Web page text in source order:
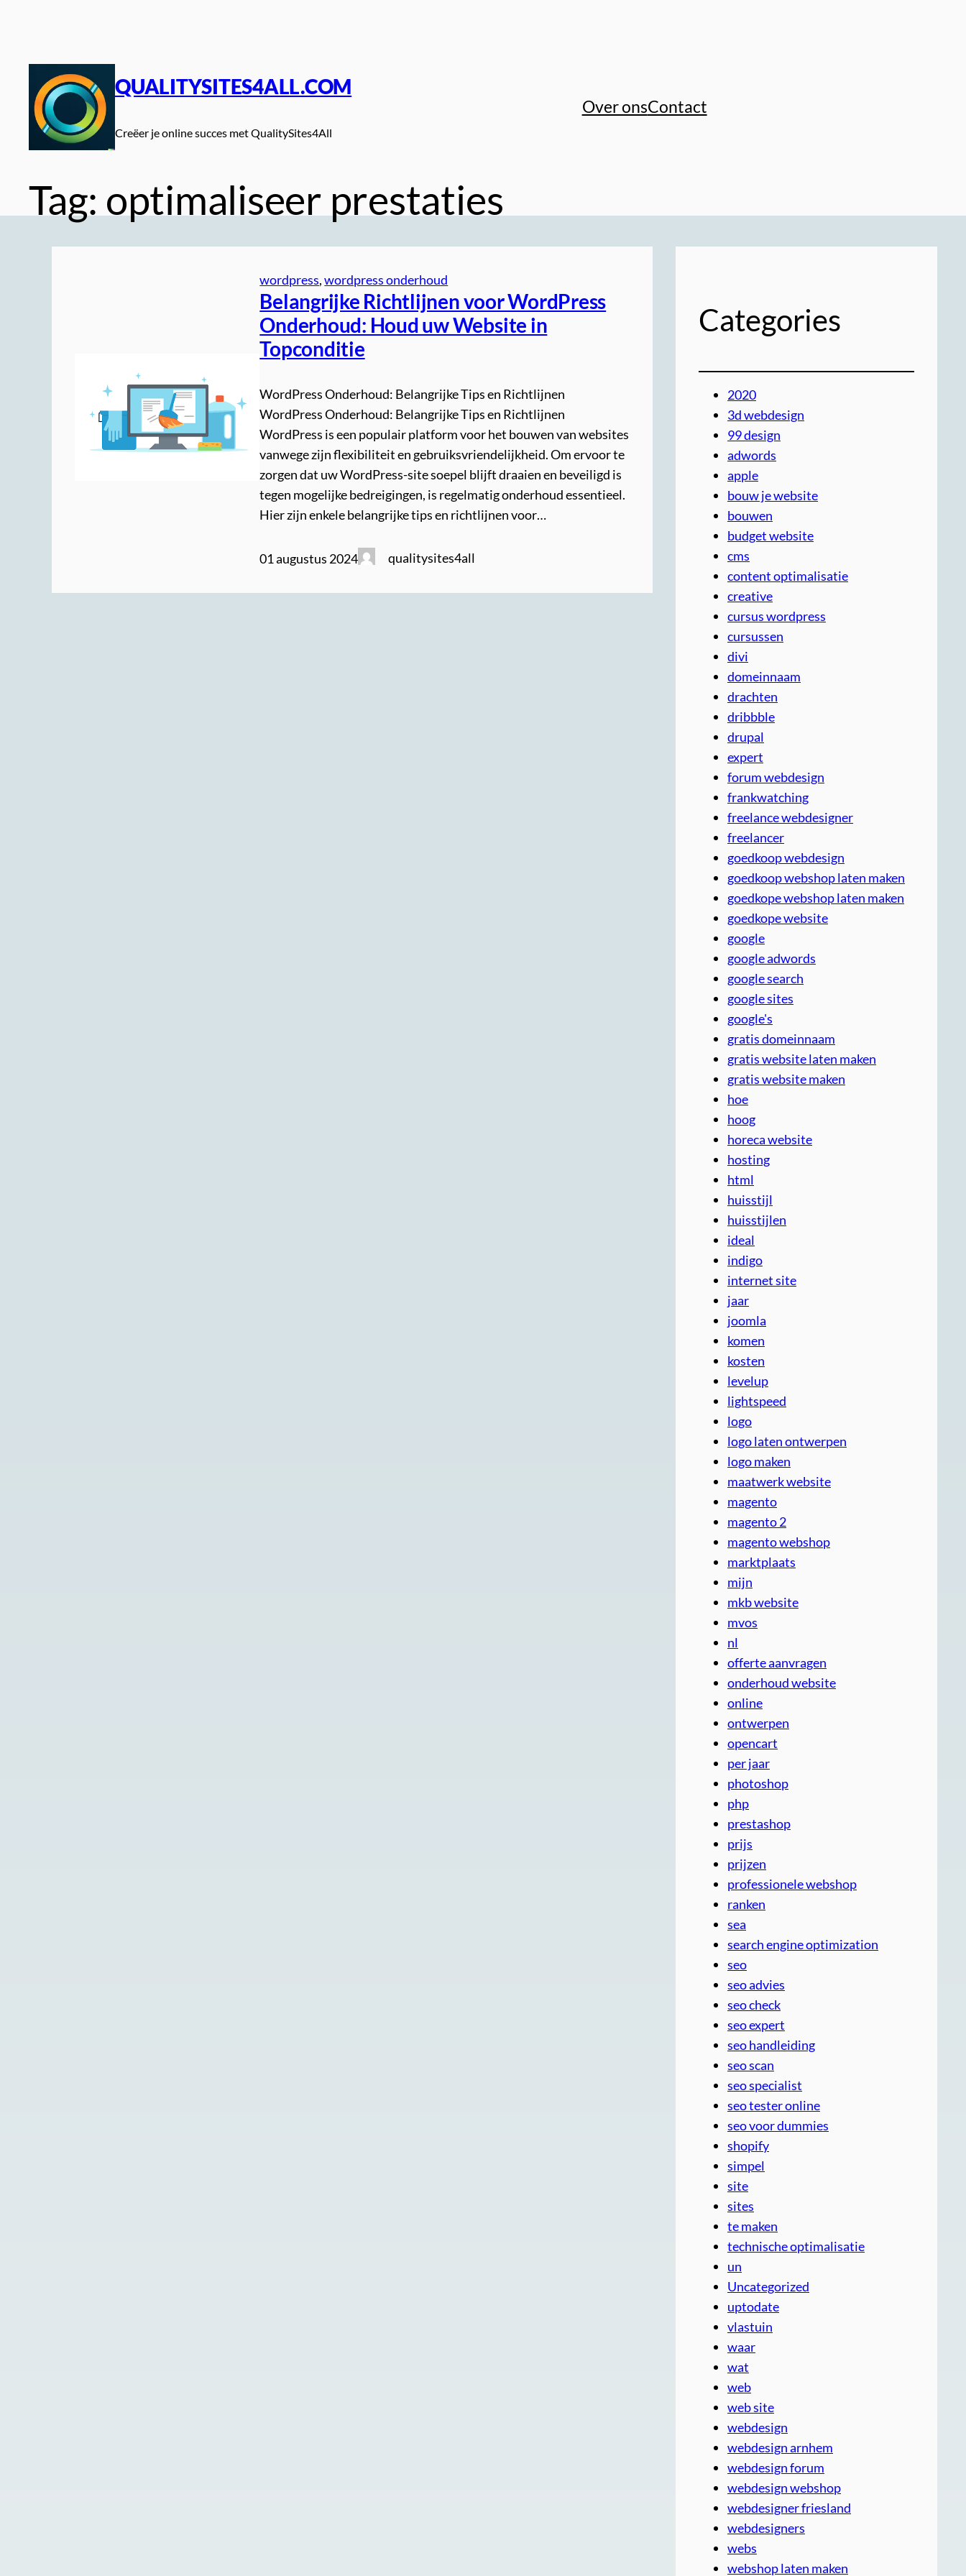
QUALITYSITES4ALL.COM
Creëer je online succes met QualitySites4All
Over onsContact
Tag: optimaliseer prestaties
wordpress, wordpress onderhoud
Belangrijke Richtlijnen voor WordPress
Onderhoud: Houd uw Website in
Topconditie
WordPress Onderhoud: Belangrijke Tips en Richtlijnen
WordPress Onderhoud: Belangrijke Tips en Richtlijnen
WordPress is een populair platform voor het bouwen van websites
vanwege zijn flexibiliteit en gebruiksvriendelijkheid. Om ervoor te
zorgen dat uw WordPress-site soepel blijft draaien en beveiligd is
tegen mogelijke bedreigingen, is regelmatig onderhoud essentieel.
Hier zijn enkele belangrijke tips en richtlijnen voor…
01 augustus 2024 qualitysites4all
Categories
2020
3d webdesign
99 design
adwords
apple
bouw je website
bouwen
budget website
cms
content optimalisatie
creative
cursus wordpress
cursussen
divi
domeinnaam
drachten
dribbble
drupal
expert
forum webdesign
frankwatching
freelance webdesigner
freelancer
goedkoop webdesign
goedkoop webshop laten maken
goedkope webshop laten maken
goedkope website
google
google adwords
google search
google sites
google's
gratis domeinnaam
gratis website laten maken
gratis website maken
hoe
hoog
horeca website
hosting
html
huisstijl
huisstijlen
ideal
indigo
internet site
jaar
joomla
komen
kosten
levelup
lightspeed
logo
logo laten ontwerpen
logo maken
maatwerk website
magento
magento 2
magento webshop
marktplaats
mijn
mkb website
mvos
nl
offerte aanvragen
onderhoud website
online
ontwerpen
opencart
per jaar
photoshop
php
prestashop
prijs
prijzen
professionele webshop
ranken
sea
search engine optimization
seo
seo advies
seo check
seo expert
seo handleiding
seo scan
seo specialist
seo tester online
seo voor dummies
shopify
simpel
site
sites
te maken
technische optimalisatie
un
Uncategorized
uptodate
vlastuin
waar
wat
web
web site
webdesign
webdesign arnhem
webdesign forum
webdesign webshop
webdesigner friesland
webdesigners
webs
webshop laten maken